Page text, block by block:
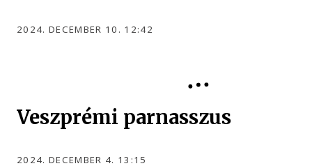
2024. DECEMBER 10. 12:42
Veszprémi parnasszus
2024. DECEMBER 4. 13:15